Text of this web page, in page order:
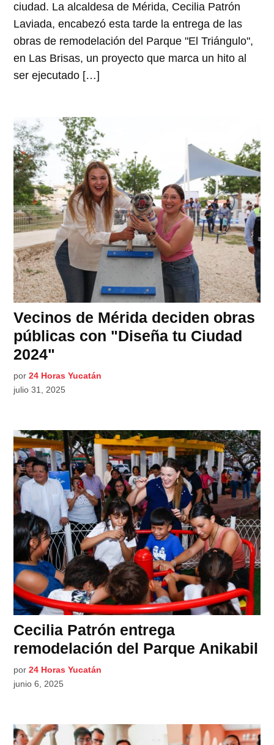
ciudad. La alcaldesa de Mérida, Cecilia Patrón
Laviada, encabezó esta tarde la entrega de las
obras de remodelación del Parque "El Triángulo",
en Las Brisas, un proyecto que marca un hito al
ser ejecutado […]
Vecinos de Mérida deciden obras
públicas con "Diseña tu Ciudad
2024"
por 24 Horas Yucatán
julio 31, 2025
Cecilia Patrón entrega
remodelación del Parque Anikabil
por 24 Horas Yucatán
junio 6, 2025